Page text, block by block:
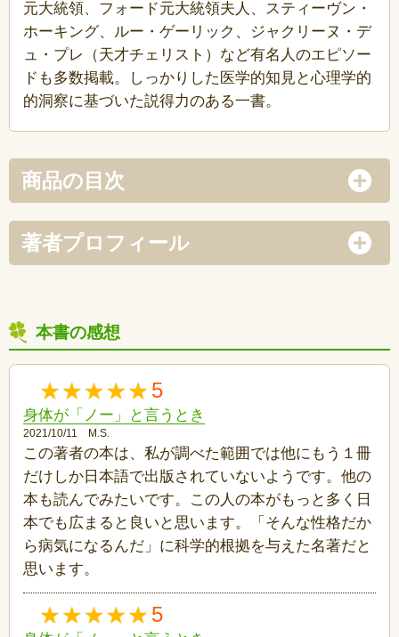
元大統領、フォード元大統領夫人、スティーヴン・
ホーキング、ルー・ゲーリック、ジャクリーヌ・デ
ュ・プレ（天才チェリスト）など有名人のエピソー
ドも多数掲載。しっかりした医学的知見と心理学的
的洞察に基づいた説得力のある一書。
商品の目次
著者プロフィール
本書の感想
5
身体が「ノー」と言うとき
2021/10/11 M.S.
この著者の本は、私が調べた範囲では他にもう１冊
だけしか日本語で出版されていないようです。他の
本も読んでみたいです。この人の本がもっと多く日
本でも広まると良いと思います。「そんな性格だか
ら病気になるんだ」に科学的根拠を与えた名著だと
思います。
5